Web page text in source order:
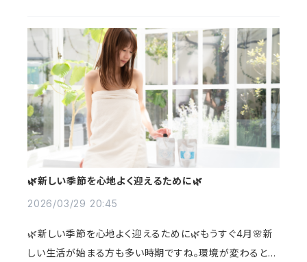
🌿新しい季節を心地よく迎えるために🌿
2026/03/29 20:45
🌿新しい季節を心地よく迎えるために🌿もうすぐ4月🌸新
しい生活が始まる方も多い時期ですね。環境が変わると、